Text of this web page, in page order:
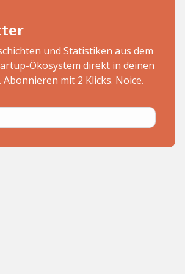
und Statistiken aus dem
Ökosystem direkt in deinen
mit 2 Klicks. Noice.